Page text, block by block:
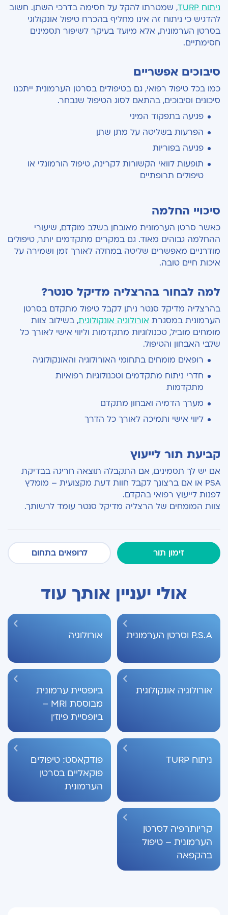
ניתוח TURP
, שמטרתו להקל על חסימה בדרכי השתן. חשוב
להדגיש כי ניתוח זה אינו מחליף בהכרח טיפול אונקולוגי
בסרטן הערמונית, אלא מיועד בעיקר לשיפור תסמינים
חסימתיים.
סיבוכים אפשריים
כמו בכל טיפול רפואי, גם בטיפולים בסרטן הערמונית ייתכנו
סיכונים וסיבוכים, בהתאם לסוג הטיפול שנבחר.
פגיעה בתפקוד המיני
הפרעות בשליטה על מתן שתן
פגיעה בפוריות
תופעות לוואי הקשורות לקרינה, טיפול הורמונלי או
טיפולים תרופתיים
סיכויי החלמה
כאשר סרטן הערמונית מאובחן בשלב מוקדם, שיעורי
ההחלמה גבוהים מאוד. גם במקרים מתקדמים יותר, טיפולים
מודרניים מאפשרים שליטה במחלה לאורך זמן ושמירה על
איכות חיים טובה.
למה לבחור בהרצליה מדיקל סנטר?
בהרצליה מדיקל סנטר ניתן לקבל טיפול מתקדם בסרטן
הערמונית במסגרת אורולוגיה אונקולוגית, בשילוב צוות
מומחים מוביל, טכנולוגיות מתקדמות וליווי אישי לאורך כל
שלבי האבחון והטיפול.
רופאים מומחים בתחומי האורולוגיה והאונקולוגיה
חדרי ניתוח מתקדמים וטכנולוגיות רפואיות
מתקדמות
מערך הדמיה ואבחון מתקדם
ליווי אישי ותמיכה לאורך כל הדרך
קביעת תור לייעוץ
אם יש לך תסמינים, אם התקבלה תוצאה חריגה בבדיקת
PSA או אם ברצונך לקבל חוות דעת מקצועית – מומלץ
לפנות לייעוץ רפואי בהקדם.
צוות המומחים של הרצליה מדיקל סנטר עומד לרשותך.
זימון תור לרופאים בתחום
אולי יעניין אותך עוד
P.S.A וסרטן הערמונית אורולוגיה
אורולוגיה אונקולוגית
ביופסיית ערמונית
מבוססת MRI –
ביופסיית פיוז'ן
ניתוח TURP
פודקאסט: טיפולים
פוקאליים בסרטן
הערמונית
קריותרפיה לסרטן
הערמונית – טיפול
בהקפאה